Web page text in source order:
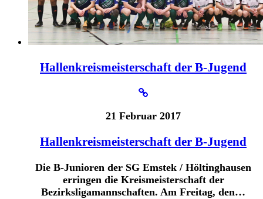
Hallenkreismeisterschaft der B-Jugend
21 Februar 2017
Hallenkreismeisterschaft der B-Jugend
Die B-Junioren der SG Emstek / Höltinghausen
erringen die Kreismeisterschaft der
Bezirksligamannschaften. Am Freitag, den…